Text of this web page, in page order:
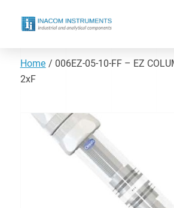
Home / 006EZ-05-10-FF – EZ
2xF